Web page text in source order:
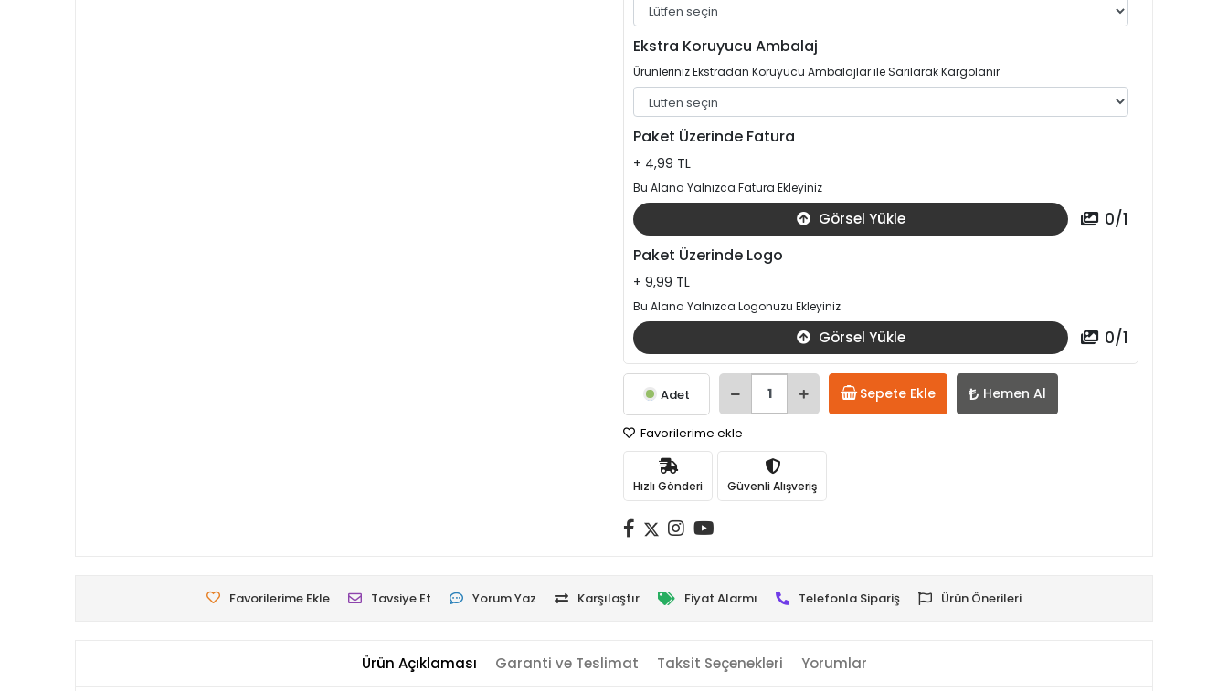
Ekstra Koruyucu Ambalaj
Ürünleriniz Ekstradan Koruyucu Ambalajlar ile Sarılarak Kargolanır
Paket Üzerinde Fatura
+ 4,99 TL
Bu Alana Yalnızca Fatura Ekleyiniz
Görsel Yükle 0/1
Paket Üzerinde Logo
+ 9,99 TL
Bu Alana Yalnızca Logonuzu Ekleyiniz
Görsel Yükle 0/1
Adet Sepete Ekle Hemen Al
Favorilerime ekle
Hızlı Gönderi Güvenli Alışveriş
Favorilerime Ekle Tavsiye Et Yorum Yaz Karşılaştır Fiyat Alarmı Telefonla Sipariş Ürün Önerileri
Ürün Açıklaması Garanti ve Teslimat Taksit Seçenekleri Yorumlar